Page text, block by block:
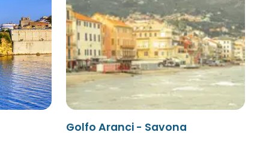
Golfo Aranci - Savona